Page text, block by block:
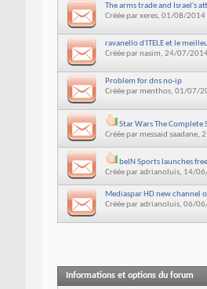
The arms trade and Israel's
Créée parxeres, 01/08/2014
ravanello d'ITELE et le
Créée parnasim, 24/07/
Problem for dns no-ip
Créée parmenthos, 01/07/
Star Wars The Complete
Créée parmessaid saadane,
beIN Sports launches
Créée paradrianoluis, 14/
Mediaspar HD new channel
Créée paradrianoluis, 06/
Informations et options du forum